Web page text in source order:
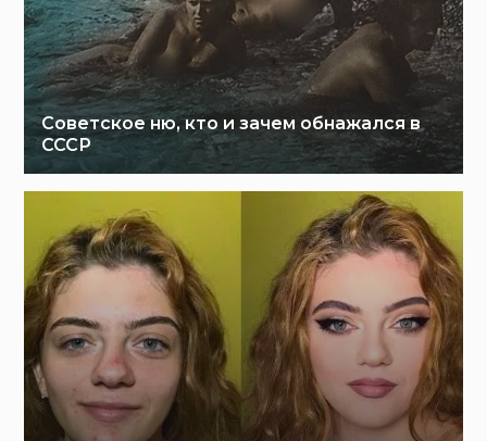
Советское ню, кто и зачем обнажался в
СССР